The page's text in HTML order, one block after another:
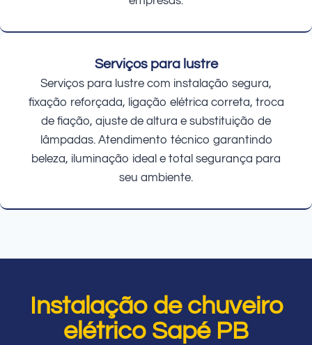
Serviços para lustre
Serviços para lustre com instalação segura,
fixação reforçada, ligação elétrica correta, troca
de fiação, ajuste de altura e substituição de
lâmpadas. Atendimento técnico garantindo
beleza, iluminação ideal e total segurança para
seu ambiente.
Instalação de chuveiro
elétrico Sapé PB